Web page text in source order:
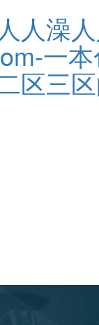
人澡
一
区三